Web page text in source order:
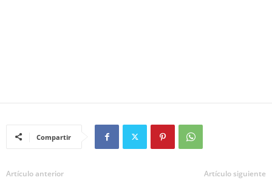
Compartir
Artículo anterior Artículo siguiente